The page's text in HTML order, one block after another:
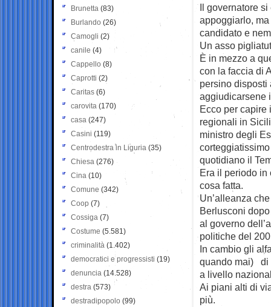
Il governatore
appoggiarlo,
candidato e
Un asso
È in mezzo a
con la faccia di
persino disposti
aggiudicarsene
Ecco per capire
regionali in
ministro degli
quotidiano il
Era il periodo in
cosa fatta.
Un’alleanza
Berlusconi
al governo
politiche del
In cambio gli
quando mai) di
a livello
Ai piani alti di
più.
Brunetta (83)
Burlando (26)
Camogli (2)
canile (4)
Cappello (8)
Caprotti (2)
Caritas (6)
carovita (170)
casa (247)
Casini (119)
Centrodestra in Liguria (35)
Chiesa (276)
Cina (10)
Comune (342)
Coop (7)
Cossiga (7)
Costume (5.581)
criminalità (1.402)
democratici e progressisti (19)
denuncia (14.528)
destra (573)
destradipopolo (99)